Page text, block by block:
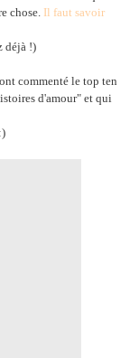
chose. Il faut savoir
déjà !)
commenté le top ten
d'amour" et qui